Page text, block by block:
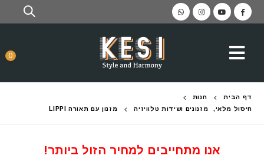
0
דף הבית
חנות
חיסול מלאי
מזנונים ושידות טלוויזיה מזנון עם תאורה LIPPI
אנו מתחייבים למחיר הזול ביותר!